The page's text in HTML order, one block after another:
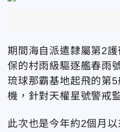
期間海自派遣隸屬第2
保的村雨級驅逐艦春雨
琉球那霸基地起飛的第
機，針對天權星號警戒
此次也是今年約2個月